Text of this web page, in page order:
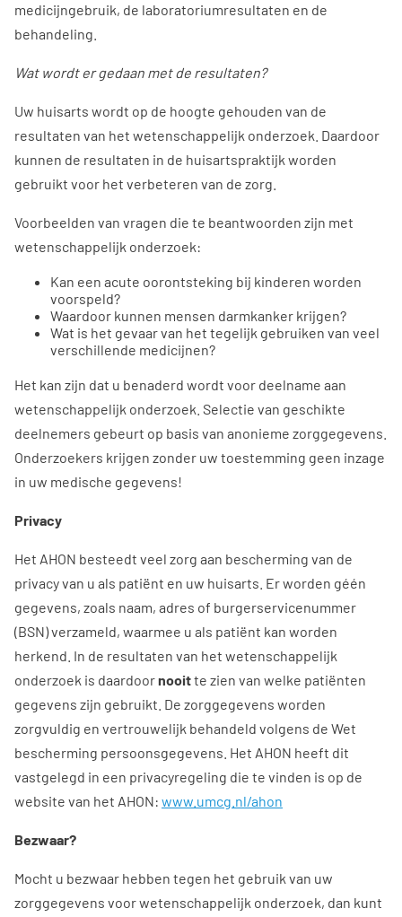
medicijngebruik, de laboratoriumresultaten en de
behandeling.
Wat wordt er gedaan met de resultaten?
Uw huisarts wordt op de hoogte gehouden van de
resultaten van het wetenschappelijk onderzoek. Daardoor
kunnen de resultaten in de huisartspraktijk worden
gebruikt voor het verbeteren van de zorg.
Voorbeelden van vragen die te beantwoorden zijn met
wetenschappelijk onderzoek:
Kan een acute oorontsteking bij kinderen worden
voorspeld?
Waardoor kunnen mensen darmkanker krijgen?
Wat is het gevaar van het tegelijk gebruiken van veel
verschillende medicijnen?
Het kan zijn dat u benaderd wordt voor deelname aan
wetenschappelijk onderzoek. Selectie van geschikte
deelnemers gebeurt op basis van anonieme zorggegevens.
Onderzoekers krijgen zonder uw toestemming geen inzage
in uw medische gegevens!
Privacy
Het AHON besteedt veel zorg aan bescherming van de
privacy van u als patiënt en uw huisarts. Er worden géén
gegevens, zoals naam, adres of burgerservicenummer
(BSN) verzameld, waarmee u als patiënt kan worden
herkend. In de resultaten van het wetenschappelijk
onderzoek is daardoornooitte zien van welke patiënten
gegevens zijn gebruikt. De zorggegevens worden
zorgvuldig en vertrouwelijk behandeld volgens de Wet
bescherming persoonsgegevens. Het AHON heeft dit
vastgelegd in een privacyregeling die te vinden is op de
website van het AHON: www.umcg.nl/ahon
Bezwaar?
Mocht u bezwaar hebben tegen het gebruik van uw
zorggegevens voor wetenschappelijk onderzoek, dan kunt